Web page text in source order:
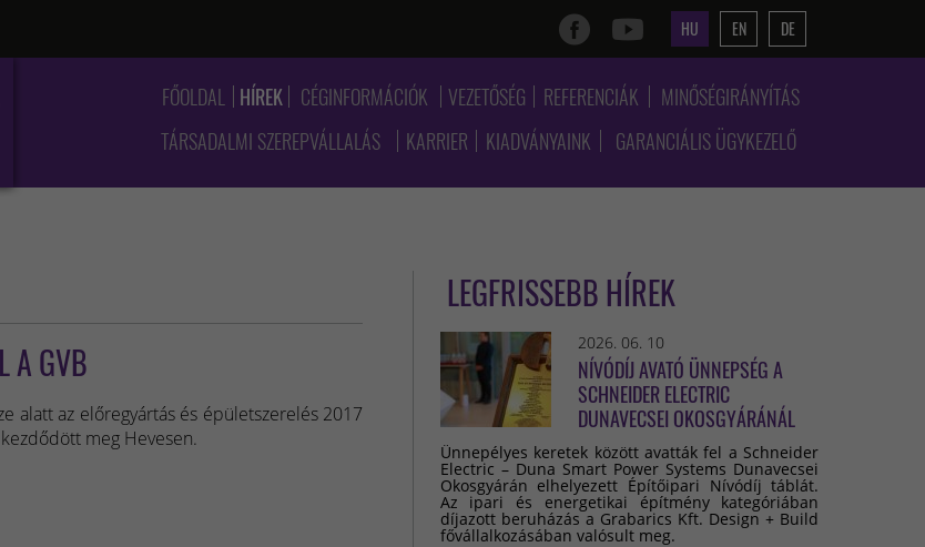
HU EN DE
FŐOLDAL HÍREK CÉGINFORMÁCIÓK VEZETŐSÉG REFERENCIÁK
MINŐSÉGIRÁNYÍTÁS
TÁRSADALMI SZEREPVÁLLALÁS
KARRIER KIADVÁNYAINK GARANCIÁLIS ÜGYKEZELŐ
A GVB
alatt az előregyártás és épületszerelés 2017
meg Hevesen.
LEGFRISSEBB HÍREK
2026. 06. 10
NÍVÓDÍJ AVATÓ ÜNNEPSÉG A
SCHNEIDER ELECTRIC
DUNAVECSEI OKOSGYÁRÁNÁL
Ünnepélyes keretek között avatták fel a Schneider
Electric – Duna Smart Power Systems Dunavecsei
Okosgyárán elhelyezett Építőipari Nívódíj táblát.
Az ipari és energetikai építmény kategóriában
díjazott beruházás a Grabarics Kft. Design + Build
fővállalkozásában valósult meg.